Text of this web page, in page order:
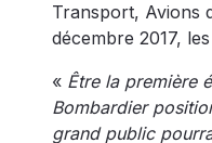
Transport, Avions
décembre 2017,
« Être la première
Bombardier
grand public